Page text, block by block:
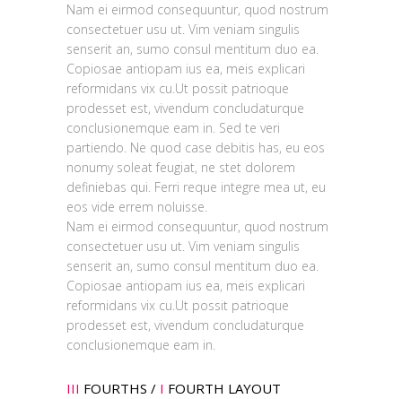
Nam ei eirmod consequuntur, quod nostrum
consectetuer usu ut. Vim veniam singulis
senserit an, sumo consul mentitum duo ea.
Copiosae antiopam ius ea, meis explicari
reformidans vix cu.Ut possit patrioque
prodesset est, vivendum concludaturque
conclusionemque eam in. Sed te veri
partiendo. Ne quod case debitis has, eu eos
nonumy soleat feugiat, ne stet dolorem
definiebas qui. Ferri reque integre mea ut, eu
eos vide errem noluisse.
Nam ei eirmod consequuntur, quod nostrum
consectetuer usu ut. Vim veniam singulis
senserit an, sumo consul mentitum duo ea.
Copiosae antiopam ius ea, meis explicari
reformidans vix cu.Ut possit patrioque
prodesset est, vivendum concludaturque
conclusionemque eam in.
III FOURTHS / I FOURTH LAYOUT